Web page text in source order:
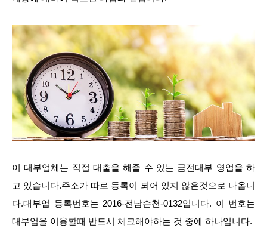
이 대부업체는 직접 대출을 해줄 수 있는 금전대부 영업을 하
고 있습니다.주소가 따로 등록이 되어 있지 않은것으로 나옵니
다.대부업 등록번호는 2016-전남순천-0132입니다. 이 번호는
대부업을 이용할때 반드시 체크해야하는 것 중에 하나입니다.